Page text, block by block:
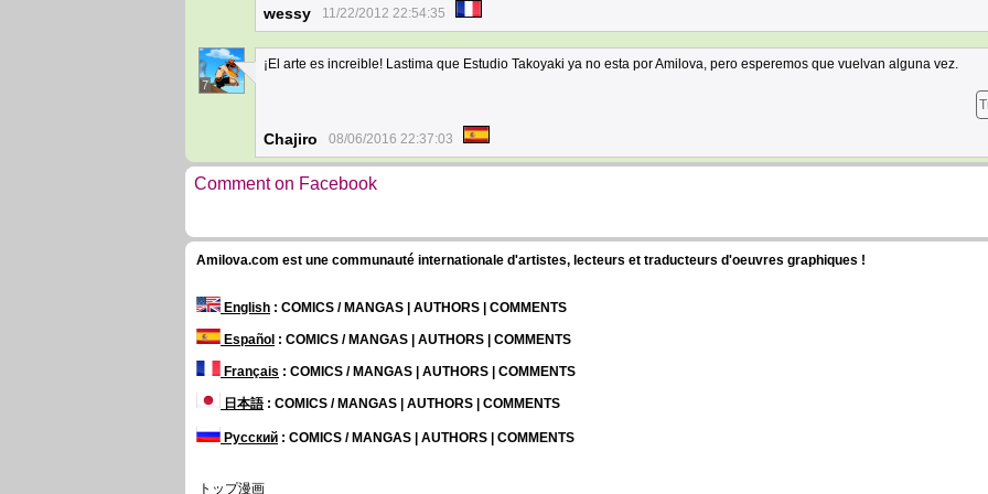
wessy 11/22/2012 22:54:35
7
¡El arte es increible! Lastima que Estudio Takoyaki ya no esta por Amilova, pero esperemos que vuelvan alguna vez.
Chajiro 08/06/2016 22:37:03
Comment on Facebook
Amilova.com est une communauté internationale d'artistes, lecteurs et traducteurs d'oeuvres graphiques !
English : COMICS / MANGAS | AUTHORS | COMMENTS
Español : COMICS / MANGAS | AUTHORS | COMMENTS
Français : COMICS / MANGAS | AUTHORS | COMMENTS
日本語: COMICS / MANGAS | AUTHORS | COMMENTS
Русский : COMICS / MANGAS | AUTHORS | COMMENTS
トップ漫画